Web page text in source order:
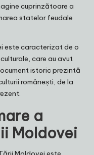
cuprinzătoare a
statelor feudale
este caracterizat de o
care au avut
istoric prezintă
românești, de la
a
Moldovei